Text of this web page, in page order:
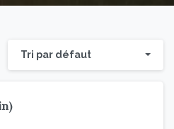
Tri par défaut